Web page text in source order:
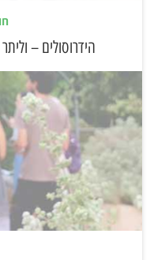
הידרוסולים –